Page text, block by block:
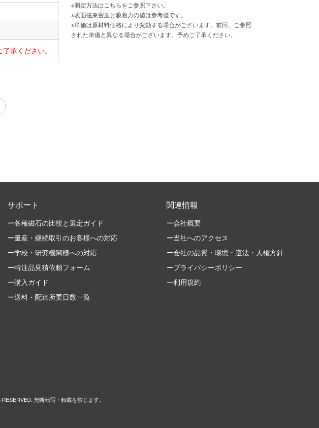
承ください。
※測定方法はこちらをご参照下さい。
※表面磁束密度と吸着力の値は参考値です。
※単価は原材料価格により変動する場合がございます。前回、ご参照
された単価と異なる場合がございます。予めご了承ください。
サポート
ー各種磁石の比較と選定ガイド
ー量産・継続取引のお客様への対応
ー学校・研究機関様への対応
ー特注品見積依頼フォーム
ー購入ガイド
ー送料・配達所要日数一覧
関連情報
ー会社概要
ー当社へのアクセス
ー会社の品質・環境・遵法・人権方針
ープライバシーポリシー
ー利用規約
無断転写・転載を禁じます。